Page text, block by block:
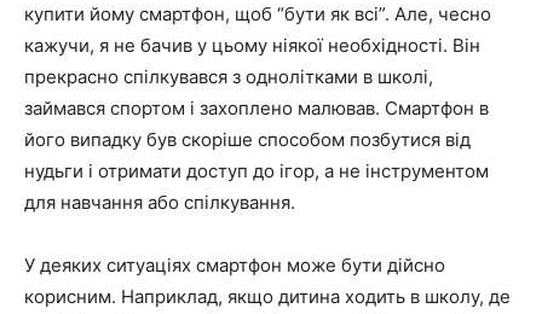
купити йому смартфон, щоб “бути як всі”. Але, чесно
кажучи, я не бачив у цьому ніякої необхідності. Він
прекрасно спілкувався з однолітками в школі,
займався спортом і захоплено малював. Смартфон в
його випадку був скоріше способом позбутися від
нудьги і отримати доступ до ігор, а не інструментом
для навчання або спілкування.
У деяких ситуаціях смартфон може бути дійсно
корисним. Наприклад, якщо дитина ходить в школу, де